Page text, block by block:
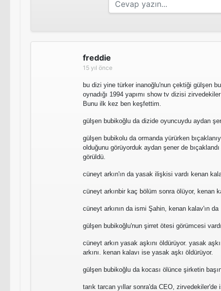
freddie
15 yıl önce
bu dizi yine türker inanoğlu'nun çektiği gülşen
oynadığı 1994 yapımı show tv dizisi
Bunu ilk kez ben keşfettim.
gülşen bubikoğlu da dizide oyuncuydu aydan
gülşen bubikolu da ormanda yürürken
olduğunu görüyorduk aydan şener de
görüldü.
cüneyt arkın'ın da yasak ilişkisi vardı kenan
cüneyt arkınbir kaç bölüm sonra ölüyor, kenan
cüneyt arkının da ismi Şahin, kenan kalav'ın da
gülşen bubikoğlu'nun şirret ötesi görümcesi
cüneyt arkın yasak aşkını öldürüyor. yasak
arkını. kenan kalavı ise yasak aşkı öldürüyor.
gülşen bubikoğlu da kocası ölünce şirketin
tarık tarcan yıllar sonra'da CEO, zirvedekiler'de